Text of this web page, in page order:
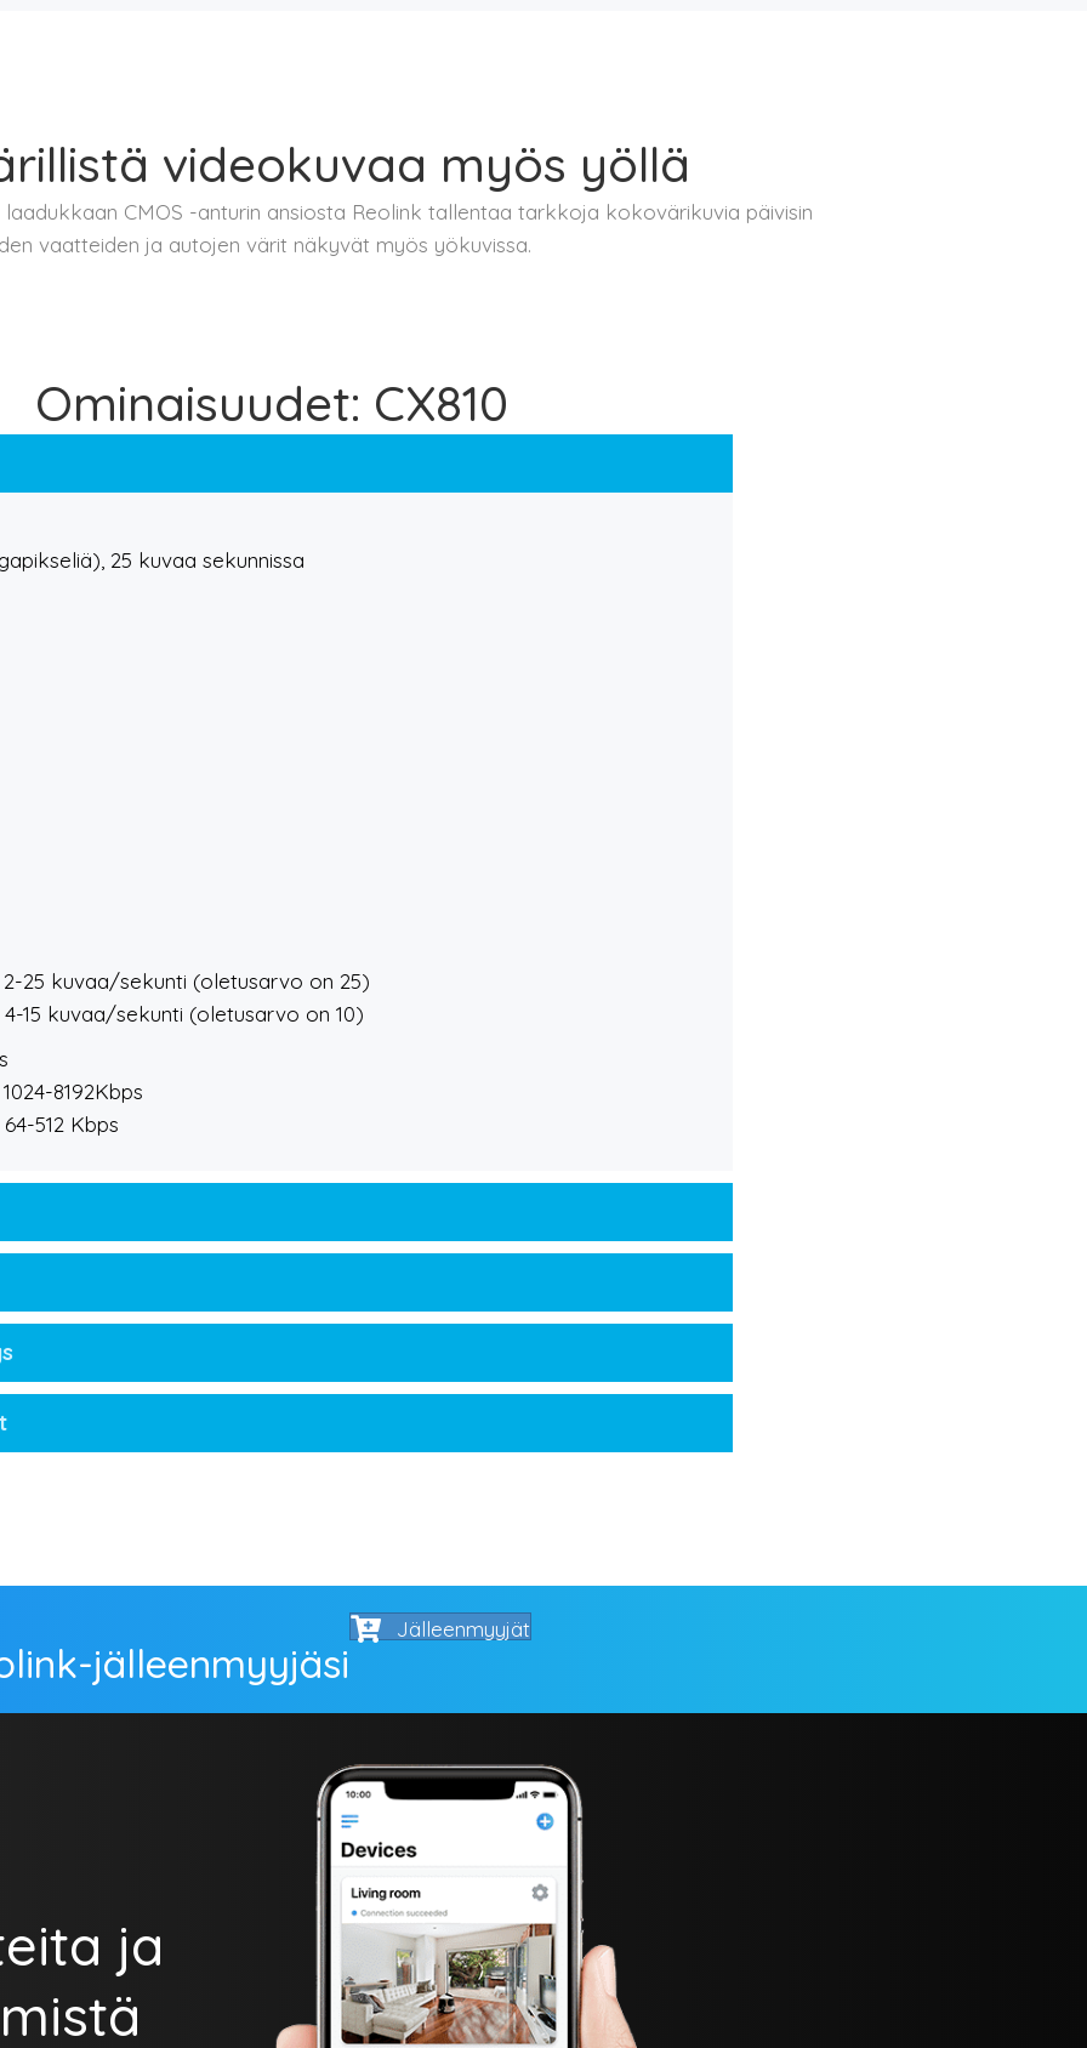
videokuvaa myös yöllä
CMOS -anturin ansiosta Reolink tallentaa tarkkoja kokovärikuvia päivisin
vaatteiden ja autojen värit näkyvät myös yökuvissa.
Ominaisuudet: CX810
25 kuvaa sekunnissa
2-25 kuvaa/sekunti (oletusarvo on 25)
4-15 kuvaa/sekunti (oletusarvo on 10)
8192Kbps
512 Kbps
jälleenmyyjäsi
Jälleenmyyjät
ja